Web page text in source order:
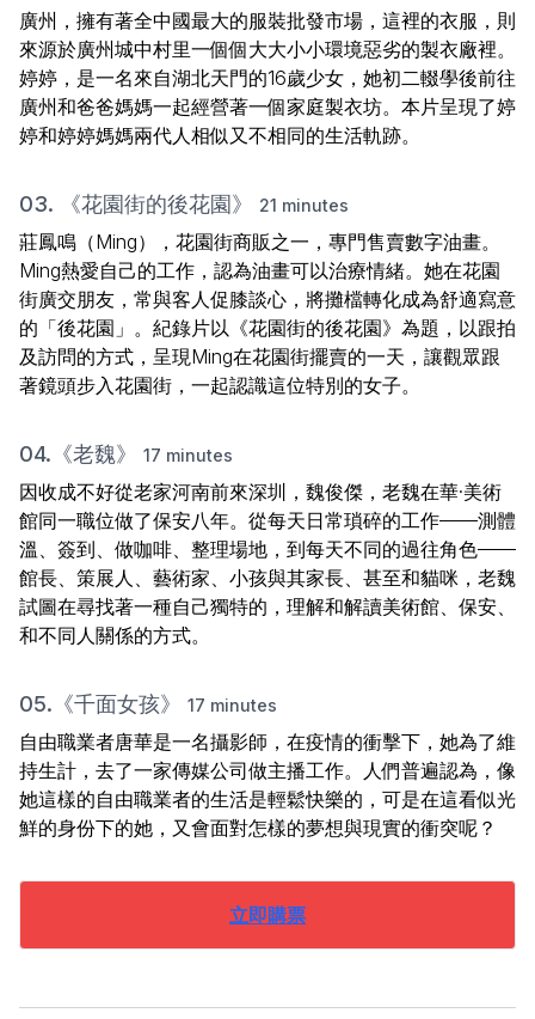
廣州，擁有著全中國最大的服裝批發市場，這裡的衣服，則
來源於廣州城中村里一個個大大小小環境惡劣的製衣廠裡。
婷婷，是一名來自湖北天門的16歲少女，她初二輟學後前往
廣州和爸爸媽媽一起經營著一個家庭製衣坊。本片呈現了婷
婷和婷婷媽媽兩代人相似又不相同的生活軌跡。
03. 《花園街的後花園》 21 minutes
莊鳳鳴（Ming），花園街商販之一，專門售賣數字油畫。
Ming熱愛自己的工作，認為油畫可以治療情緒。她在花園
街廣交朋友，常與客人促膝談心，將攤檔轉化成為舒適寫意
的「後花園」。紀錄片以《花園街的後花園》為題，以跟拍
及訪問的方式，呈現Ming在花園街擺賣的一天，讓觀眾跟
著鏡頭步入花園街，一起認識這位特別的女子。
04.《老魏》 17 minutes
因收成不好從老家河南前來深圳，魏俊傑，老魏在華·美術
館同一職位做了保安八年。從每天日常瑣碎的工作——測體
溫、簽到、做咖啡、整理場地，到每天不同的過往角色——
館長、策展人、藝術家、小孩與其家長、甚至和貓咪，老魏
試圖在尋找著一種自己獨特的，理解和解讀美術館、保安、
和不同人關係的方式。
05.《千面女孩》 17 minutes
自由職業者唐華是一名攝影師，在疫情的衝擊下，她為了維
持生計，去了一家傳媒公司做主播工作。人們普遍認為，像
她這樣的自由職業者的生活是輕鬆快樂的，可是在這看似光
鮮的身份下的她，又會面對怎樣的夢想與現實的衝突呢？
立即購票